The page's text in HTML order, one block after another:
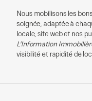
Nous mobilisons les
soignée, adaptée à
locale, site web et nos
L’Information
visibilité et rapidité de